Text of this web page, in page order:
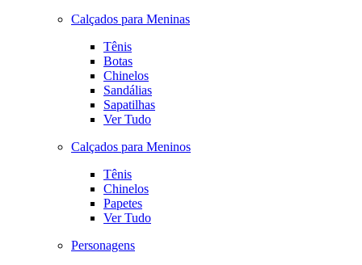
Calçados para Meninas
Tênis
Botas
Chinelos
Sandálias
Sapatilhas
Ver Tudo
Calçados para Meninos
Tênis
Chinelos
Papetes
Ver Tudo
Personagens